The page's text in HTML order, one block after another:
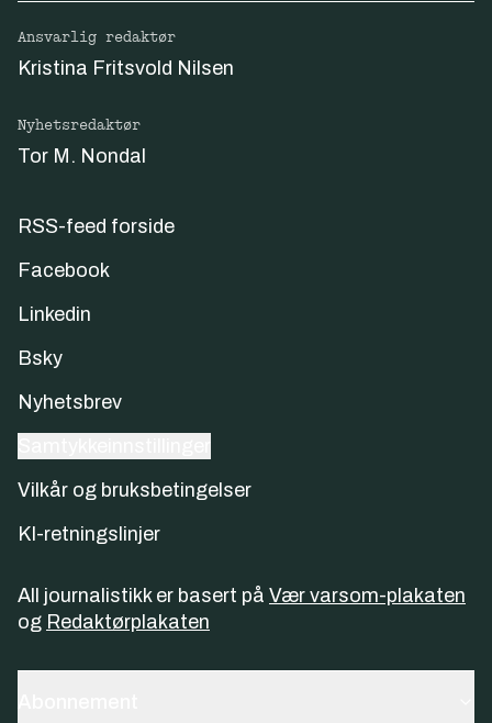
Ansvarlig redaktør
Kristina Fritsvold Nilsen
Nyhetsredaktør
Tor M. Nondal
RSS-feed forside
Facebook
Linkedin
Bsky
Nyhetsbrev
Vilkår og bruksbetingelser
KI-retningslinjer
All journalistikk er basert på Vær varsom-plakaten
og Redaktørplakaten